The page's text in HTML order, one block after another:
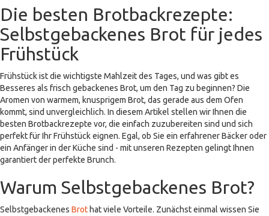
Die besten Brotbackrezepte:
Selbstgebackenes Brot für jedes
Frühstück
Frühstück ist die wichtigste Mahlzeit des Tages, und was gibt es
Besseres als frisch gebackenes Brot, um den Tag zu beginnen? Die
Aromen von warmem, knusprigem Brot, das gerade aus dem Ofen
kommt, sind unvergleichlich. In diesem Artikel stellen wir Ihnen die
besten Brotbackrezepte vor, die einfach zuzubereiten sind und sich
perfekt für Ihr Frühstück eignen. Egal, ob Sie ein erfahrener Bäcker oder
ein Anfänger in der Küche sind - mit unseren Rezepten gelingt Ihnen
garantiert der perfekte Brunch.
Warum Selbstgebackenes Brot?
Selbstgebackenes Brot hat viele Vorteile. Zunächst einmal wissen Sie